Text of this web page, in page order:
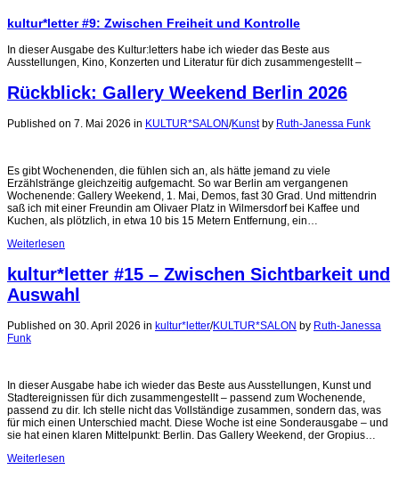
kultur*letter #9: Zwischen Freiheit und Kontrolle
In dieser Ausgabe des Kultur:letters habe ich wieder das Beste aus
Ausstellungen, Kino, Konzerten und Literatur für dich zusammengestellt –
Rückblick: Gallery Weekend Berlin 2026
Published on 7. Mai 2026 in KULTUR*SALON/Kunst by Ruth-Janessa Funk
Es gibt Wochenenden, die fühlen sich an, als hätte jemand zu viele
Erzählstränge gleichzeitig aufgemacht. So war Berlin am vergangenen
Wochenende: Gallery Weekend, 1. Mai, Demos, fast 30 Grad. Und mittendrin
saß ich mit einer Freundin am Olivaer Platz in Wilmersdorf bei Kaffee und
Kuchen, als plötzlich, in etwa 10 bis 15 Metern Entfernung, ein…
Weiterlesen
kultur*letter #15 – Zwischen Sichtbarkeit und
Auswahl
Published on 30. April 2026 in kultur*letter/KULTUR*SALON by Ruth-Janessa
Funk
In dieser Ausgabe habe ich wieder das Beste aus Ausstellungen, Kunst und
Stadtereignissen für dich zusammengestellt – passend zum Wochenende,
passend zu dir. Ich stelle nicht das Vollständige zusammen, sondern das, was
für mich einen Unterschied macht. Diese Woche ist eine Sonderausgabe – und
sie hat einen klaren Mittelpunkt: Berlin. Das Gallery Weekend, der Gropius…
Weiterlesen